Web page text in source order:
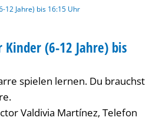
12 Jahre) bis 16:15 Uhr
(6-12 Jahre) bis
spielen lernen. Du brauchst
Valdivia Martínez, Telefon